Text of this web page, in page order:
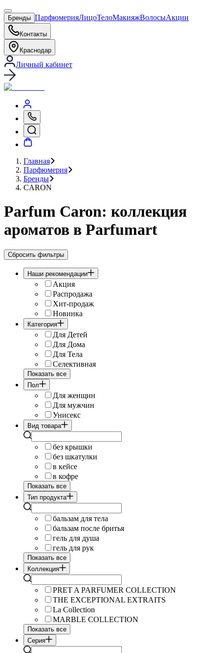
Бренды ПарфюмерияЛицоТелоМакияжВолосыАкции
Контакты
Краснодар
Личный кабинет
Главная
Парфюмерия
Бренды
CARON
Parfum Caron: коллекция
ароматов в Parfumart
Сбросить фильтры
Наши рекомендации
Акция
Распродажа
Хит-продаж
Новинка
Категория
Для Детей
Для Дома
Для Тела
Селективная
Показать все
Пол
Для женщин
Для мужчин
Унисекс
Вид товара
без крышки
без шкатулки
в кейсе
в кофре
Показать все
Тип продукта
бальзам для тела
бальзам после бритья
гель для душа
гель для рук
Показать все
Коллекция
PRET A PARFUMER COLLECTION
THE EXCEPTIONAL EXTRAITS
La Collection
MARBLE COLLECTION
Показать все
Серия